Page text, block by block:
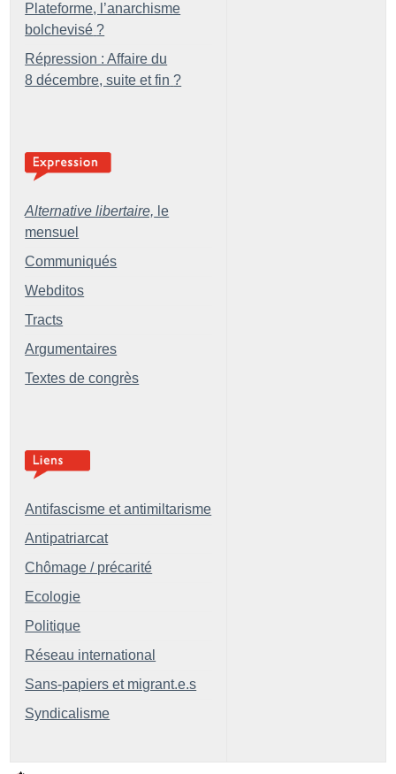
Plateforme, l’anarchisme
bolchevisé ?
Répression : Affaire du
8 décembre, suite et fin ?
Alternative libertaire, le
mensuel
Communiqués
Webditos
Tracts
Argumentaires
Textes de congrès
Antifascisme et antimiltarisme
Antipatriarcat
Chômage / précarité
Ecologie
Politique
Réseau international
Sans-papiers et migrant.e.s
Syndicalisme